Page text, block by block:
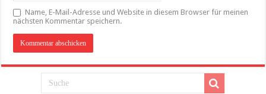
Name, E-Mail-Adresse und Website in diesem Browser für meinen
nächsten Kommentar speichern.